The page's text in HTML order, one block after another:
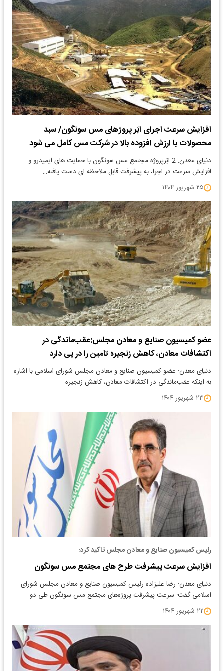
افزایش سرعت اجرای ابَر پروژهای مس سونگون/ سبد
محصولات با ارزش افزوده بالا در شرکت مس کامل می شود
دنیای معدن: 2 ابَرپروژه مجتمع مس سونگون با حمایت های ایمیدرو و
افزایش سرعت در اجرا، به پیشرفت قابل ملاحظه ای دست یافته…
۲۵ شهریور ۱۴۰۴
عضو کمیسیون صنایع و معادن مجلس:عقب‌ماندگی در
اکتشافات معادن، کاهش زنجیره تامین را در پی دارد
دنیای معدن: عضو کمیسیون صنایع و معادن مجلس شورای اسلامی با اشاره
به اینکه عقب‌ماندگی در اکتشافات معادن، کاهش زنجیره…
۲۳ شهریور ۱۴۰۴
رئیس کمیسیون صنایع و معادن مجلس تاکید کرد:
افزایش سرعت پیشرفت طرح های مجتمع مس سونگون
دنیای معدن: رضا علیزاده رئیس کمیسیون صنایع و معادن مجلس شورای
اسلامی گفت: سرعت پیشرفت پروژه‌های مجتمع مس سونگون طی دو…
۲۲ شهریور ۱۴۰۴